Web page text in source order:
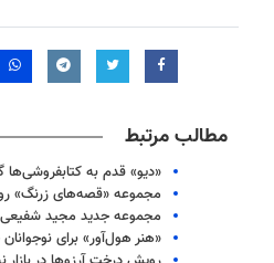
مطالب مرتبط
«دیو» قدم به
مجموعه «قصه‌های زرنگ»
مجموعه جدید مجید شفیعی
«هنر هول‌آور» برای